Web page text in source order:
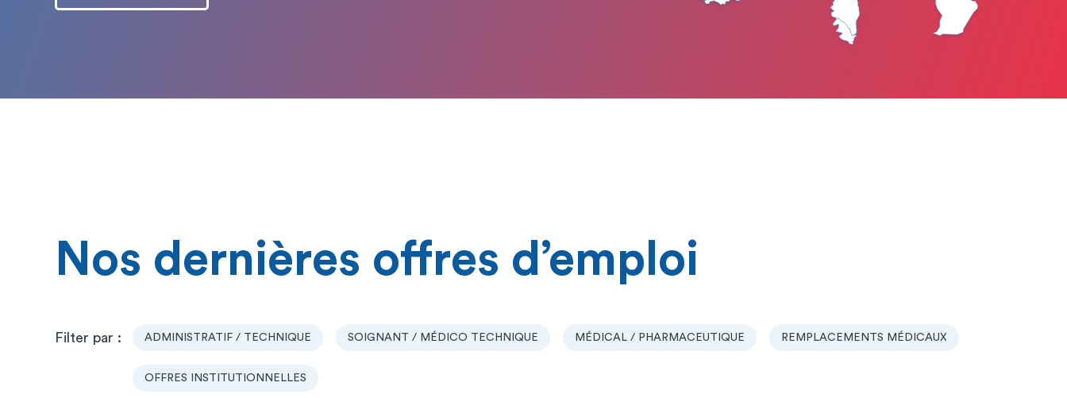
Nos dernières offres d’emploi
ADMINISTRATIF / TECHNIQUE SOIGNANT / MÉDICO TECHNIQUE MÉDICAL / PHARMACEUTIQUE REMPLACEMENTS MÉDICAUX
OFFRES INSTITUTIONNELLES